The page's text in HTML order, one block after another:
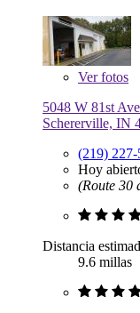
Verfotos
5048 W 81st Ave
Schererville, IN
(219)
Hoy
(Route 30
Distancia
9.6 millas